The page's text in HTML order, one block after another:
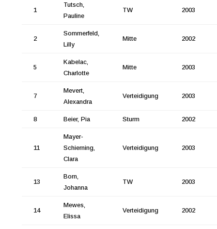
1
Tutsch,
Pauline
TW 2003
2
Sommerfeld,
Lilly
Mitte 2002
5
Kabelac,
Charlotte
Mitte 2003
7
Mevert,
Alexandra
Verteidigung 2003
8 Beier, Pia Sturm 2002
11
Mayer-
Schierning,
Clara
Verteidigung 2003
13
Born,
Johanna
TW 2003
14
Mewes,
Elissa
Verteidigung 2002